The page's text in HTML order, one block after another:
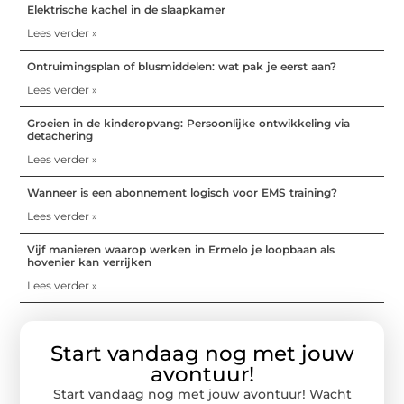
Elektrische kachel in de slaapkamer
Lees verder »
Ontruimingsplan of blusmiddelen: wat pak je eerst aan?
Lees verder »
Groeien in de kinderopvang: Persoonlijke ontwikkeling via
detachering
Lees verder »
Wanneer is een abonnement logisch voor EMS training?
Lees verder »
Vijf manieren waarop werken in Ermelo je loopbaan als
hovenier kan verrijken
Lees verder »
Start vandaag nog met jouw
avontuur!
Start vandaag nog met jouw avontuur! Wacht